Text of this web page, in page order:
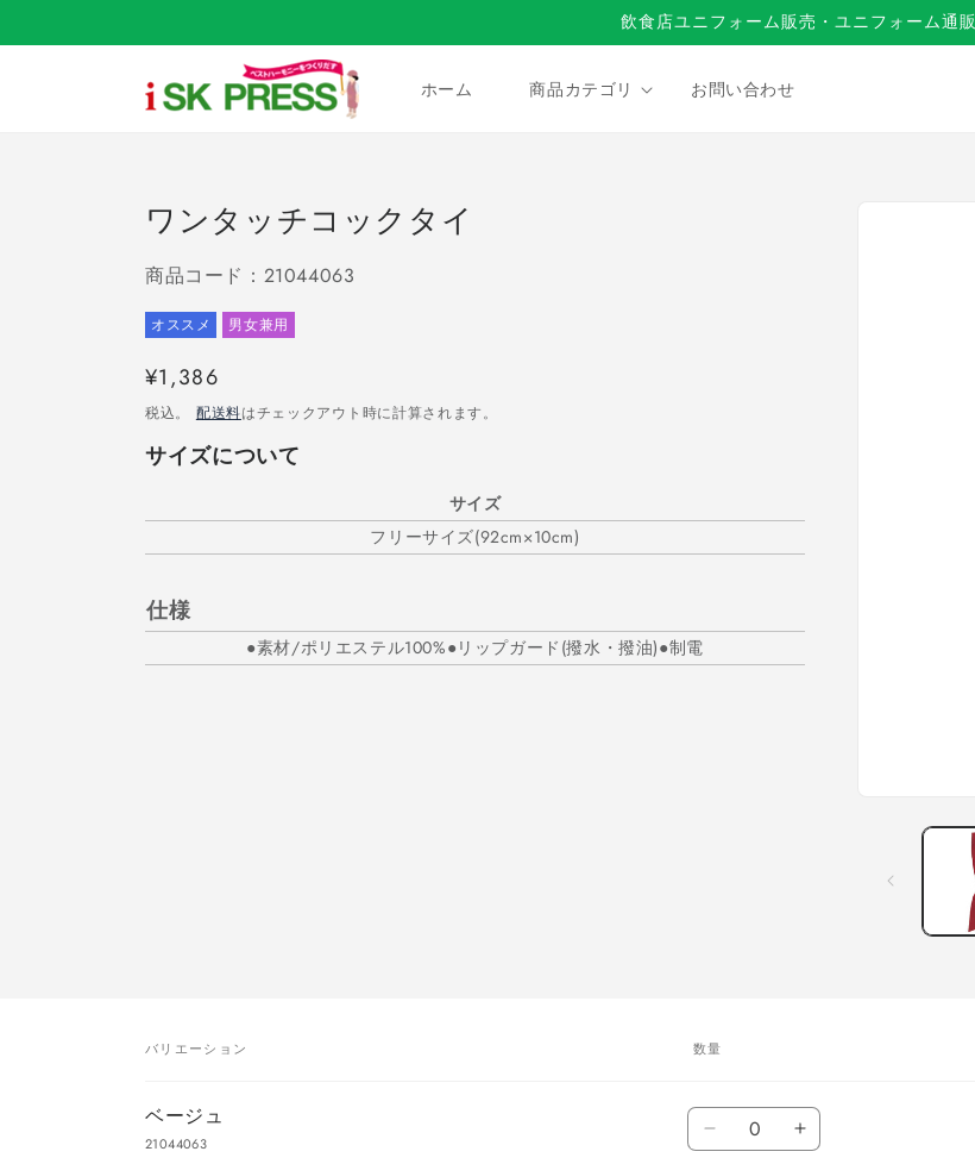
進む
飲食店ユニフォーム販売・ユニフォーム通販
ホーム 商品カテゴリ お問い合わせ
ワンタッチコックタイ
商品コード：21044063
オススメ 男女兼用
通
常
価
格
¥1,386
税込。 配送料はチェックアウト時に計算されます。
サイズについて
サイズ
フリーサイズ(92cm×10cm)
仕様
●素材/ポリエステル100%●リップガード(撥水・撥油)●制電
な
バリエーション 数量
ベージュ
21044063
数
量
ベ